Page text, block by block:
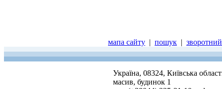
мапа сайту | пошук |
Україна, 08324, Київська
масив, будинок 1